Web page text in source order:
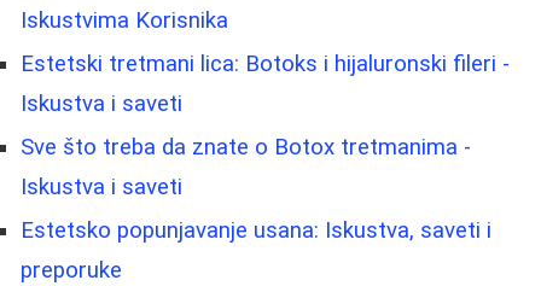
Iskustvima Korisnika
Estetski tretmani lica: Botoks i hijaluronski fileri -
Iskustva i saveti
Sve što treba da znate o Botox tretmanima -
Iskustva i saveti
Estetsko popunjavanje usana: Iskustva, saveti i
preporuke